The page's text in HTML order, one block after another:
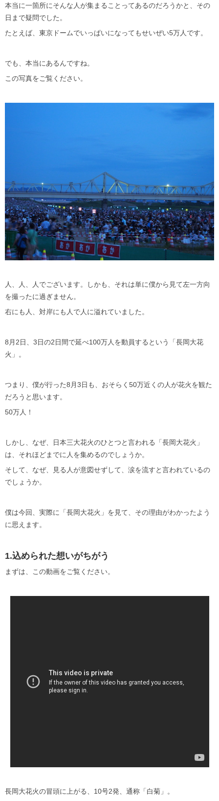
本当に一箇所にそんな人が集まることってあるのだろうかと、その
日まで疑問でした。
たとえば、東京ドームでいっぱいになってもせいぜい5万人です。
でも、本当にあるんですね。
この写真をご覧ください。
人、人、人でございます。しかも、それは単に僕から見て左一方向
を撮ったに過ぎません。
右にも人、対岸にも人で人に溢れていました。
8月2日、3日の2日間で延べ100万人を動員するという「長岡大花
火」。
つまり、僕が行った8月3日も、おそらく50万近くの人が花火を観た
だろうと思います。
50万人！
しかし、なぜ、日本三大花火のひとつと言われる「長岡大花火」
は、それほどまでに人を集めるのでしょうか。
そして、なぜ、見る人が意図せずして、涙を流すと言われているの
でしょうか。
僕は今回、実際に「長岡大花火」を見て、その理由がわかったよう
に思えます。
1.込められた想いがちがう
まずは、この動画をご覧ください。
長岡大花火の冒頭に上がる、10号2発、通称「白菊」。